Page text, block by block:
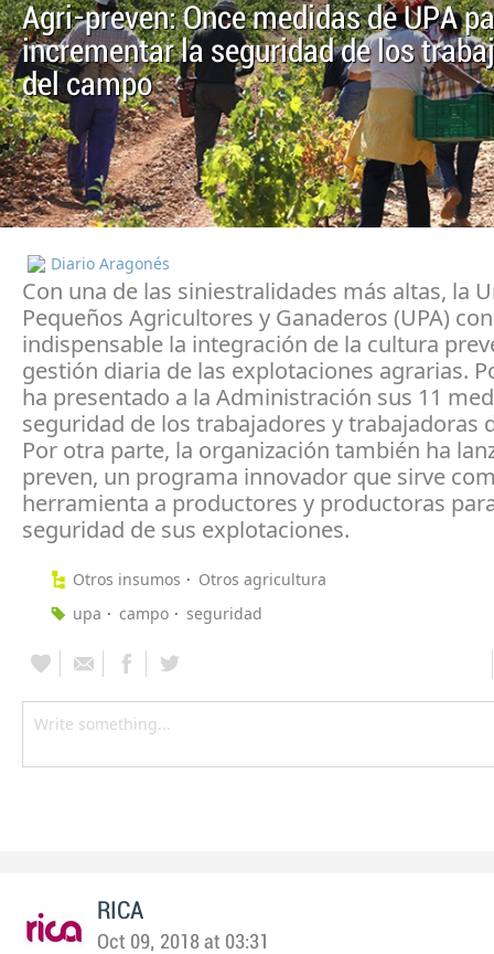
Agri-preven: Once medidas de UPA
incrementar la seguridad de los
del campo
Diario Aragonés
Con una de las siniestralidades más altas, la
Pequeños Agricultores y Ganaderos (UPA)
indispensable la integración de la cultura
gestión diaria de las explotaciones agrarias.
ha presentado a la Administración sus 11
seguridad de los trabajadores y trabajadoras
Por otra parte, la organización también ha
preven, un programa innovador que sirve
herramienta a productores y productoras
seguridad de sus explotaciones.
Otros insumos
Otros agricultura
upa
campo seguridad
RICA
Oct 09, 2018 at 03:31